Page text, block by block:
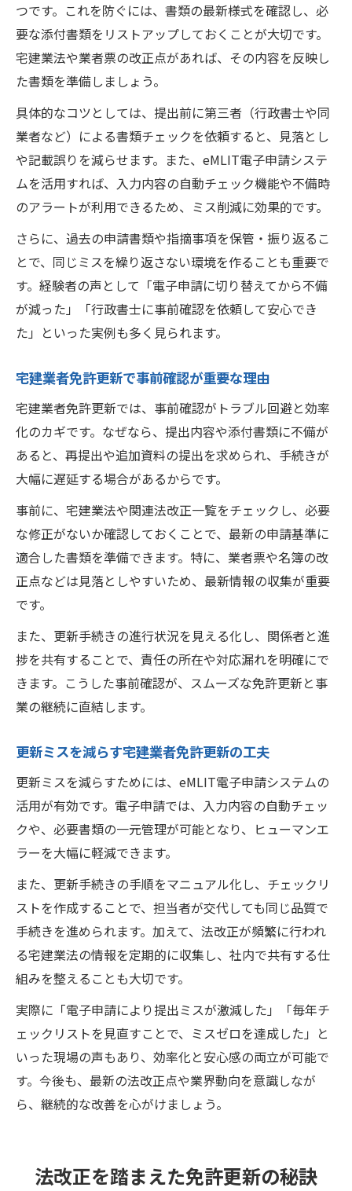
つです。これを防ぐには、書類の最新様式を確認し、必
要な添付書類をリストアップしておくことが大切です。
宅建業法や業者票の改正点があれば、その内容を反映し
た書類を準備しましょう。
具体的なコツとしては、提出前に第三者（行政書士や同
業者など）による書類チェックを依頼すると、見落とし
や記載誤りを減らせます。また、eMLIT電子申請システ
ムを活用すれば、入力内容の自動チェック機能や不備時
のアラートが利用できるため、ミス削減に効果的です。
さらに、過去の申請書類や指摘事項を保管・振り返るこ
とで、同じミスを繰り返さない環境を作ることも重要で
す。経験者の声として「電子申請に切り替えてから不備
が減った」「行政書士に事前確認を依頼して安心でき
た」といった実例も多く見られます。
宅建業者免許更新で事前確認が重要な理由
宅建業者免許更新では、事前確認がトラブル回避と効率
化のカギです。なぜなら、提出内容や添付書類に不備が
あると、再提出や追加資料の提出を求められ、手続きが
大幅に遅延する場合があるからです。
事前に、宅建業法や関連法改正一覧をチェックし、必要
な修正がないか確認しておくことで、最新の申請基準に
適合した書類を準備できます。特に、業者票や名簿の改
正点などは見落としやすいため、最新情報の収集が重要
です。
また、更新手続きの進行状況を見える化し、関係者と進
捗を共有することで、責任の所在や対応漏れを明確にで
きます。こうした事前確認が、スムーズな免許更新と事
業の継続に直結します。
更新ミスを減らす宅建業者免許更新の工夫
更新ミスを減らすためには、eMLIT電子申請システムの
活用が有効です。電子申請では、入力内容の自動チェッ
クや、必要書類の一元管理が可能となり、ヒューマンエ
ラーを大幅に軽減できます。
また、更新手続きの手順をマニュアル化し、チェックリ
ストを作成することで、担当者が交代しても同じ品質で
手続きを進められます。加えて、法改正が頻繁に行われ
る宅建業法の情報を定期的に収集し、社内で共有する仕
組みを整えることも大切です。
実際に「電子申請により提出ミスが激減した」「毎年チ
ェックリストを見直すことで、ミスゼロを達成した」と
いった現場の声もあり、効率化と安心感の両立が可能で
す。今後も、最新の法改正点や業界動向を意識しなが
ら、継続的な改善を心がけましょう。
法改正を踏まえた免許更新の秘訣